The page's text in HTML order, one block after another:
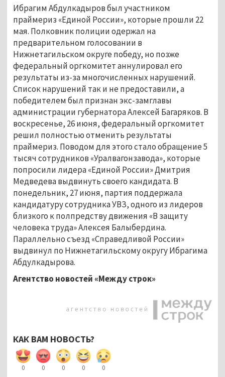
Ибрагим Абдулкадыров был участником
праймериз «Единой России», которые прошли 22
мая. Полковник полиции одержал на
предварительном голосовании в
Нижнетагильском округе победу, но позже
федеральный оргкомитет аннулировал его
результаты из-за многочисленных нарушений.
Список нарушений так и не предоставили, а
победителем был признан экс-замглавы
администрации губернатора Алексей Багаряков. В
воскресенье, 26 июня, федеральный оргкомитет
решил полностью отменить результаты
праймериз. Поводом для этого стало обращение 5
тысяч сотрудников «Уралвагонзавода», которые
попросили лидера «Единой России» Дмитрия
Медведева выдвинуть своего кандидата. В
понедельник, 27 июня, партия поддержала
кандидатуру сотрудника УВЗ, одного из лидеров
близкого к полпредству движения «В защиту
человека труда» Алексея Балыбердина.
Параллельно съезд «Справедливой России»
выдвинул по Нижнетагильскому округу Ибрагима
Абдулкадырова.
Агентство новостей «Между строк»
КАК ВАМ НОВОСТЬ?
0 0 0 0 0